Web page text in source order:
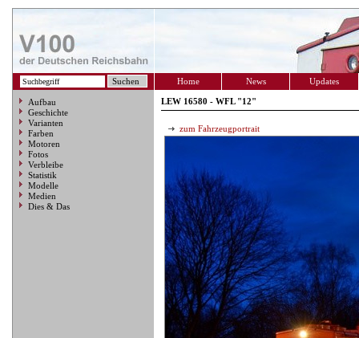
Home News Updates
Aufbau
Geschichte
Varianten
Farben
Motoren
Fotos
Verbleibe
Statistik
Modelle
Medien
Dies & Das
LEW 16580 - WFL "12"
zum Fahrzeugportrait